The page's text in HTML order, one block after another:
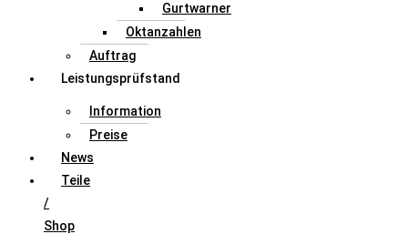
Gurtwarner
Oktanzahlen
Auftrag
Leistungsprüfstand
Information
Preise
News
Teile
/
Shop